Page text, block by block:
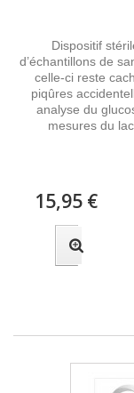
Dispositif
d’échantillons de
celle-ci reste
piqûres
analyse du
mesures du
15,95 €